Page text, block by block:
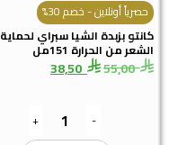
حصرياً أونلاين - خصم 30%
كانتو بزبدة الشيا سبراي لحماية
الشعر من الحرارة 151مل
55,00
38,50
-
+